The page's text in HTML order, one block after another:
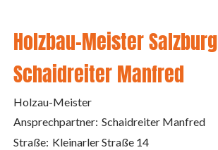
Holzbau-Meister Salzburg
Schaidreiter Manfred
Holzau-Meister
Ansprechpartner: Schaidreiter Manfred
Straße: Kleinarler Straße 14